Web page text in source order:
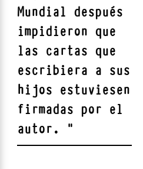
Mundial después
impidieron que
las cartas que
escribiera a sus
hijos estuviesen
firmadas por el
autor.
"